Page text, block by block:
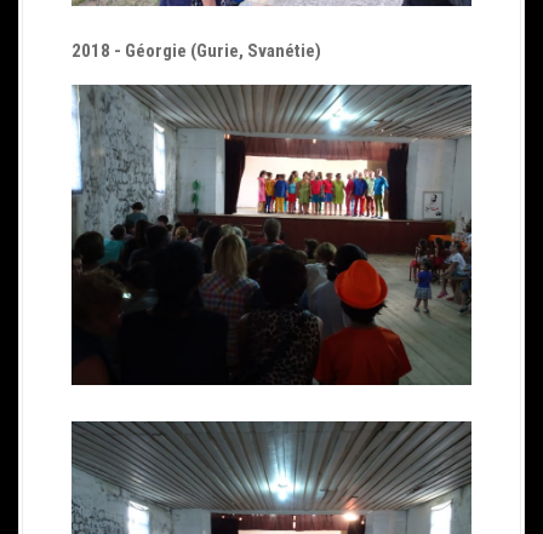
2018 - Géorgie (Gurie, Svanétie)